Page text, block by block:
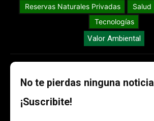
Reservas Naturales Privadas
Salud
Tecnologías
Valor Ambiental
No te pierdas ninguna noticia
¡Suscribite!